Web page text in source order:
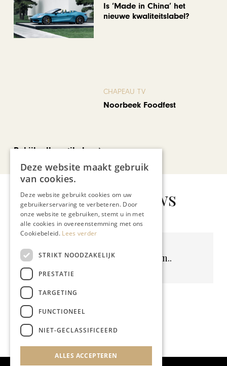
Is ‘Made in China’ het
nieuwe kwaliteitslabel?
CHAPEAU TV
Noorbeek Foodfest
Bekijk alle artikelen
Gerelateerd nieuws
Geen resultaten gevonden..
Deze website maakt gebruik
van cookies.
Deze website gebruikt cookies om uw
gebruikerservaring te verbeteren. Door
onze website te gebruiken, stemt u in met
alle cookies in overeenstemming met ons
Cookiebeleid. Lees verder
STRIKT NOODZAKELIJK
PRESTATIE
TARGETING
FUNCTIONEEL
NIET-GECLASSIFICEERD
ALLES ACCEPTEREN